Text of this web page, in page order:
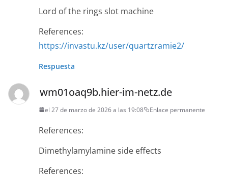
Lord of the rings slot machine
References:
https://invastu.kz/user/quartzramie2/
Respuesta
wm01oaq9b.hier-im-netz.de
el 27 de marzo de 2026 a las 19:08 Enlace permanente
References:
Dimethylamylamine side effects
References: